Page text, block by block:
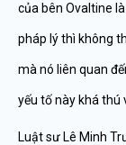
của bên Ovaltine
pháp lý thì không
mà nó liên quan
yếu tố này khá thú
Luật sư Lê Minh